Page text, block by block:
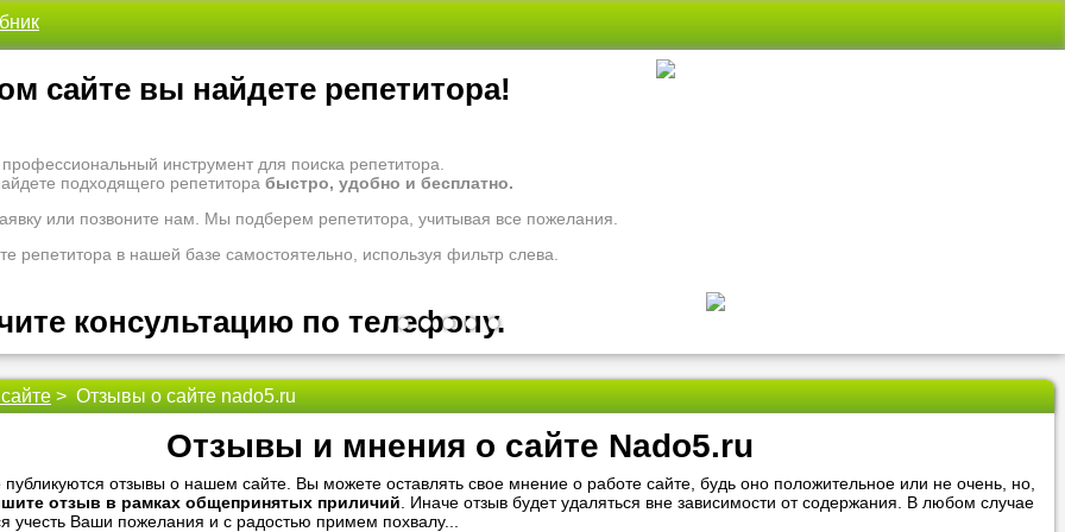
•••••
сайте вы найдете репетитора!
инструмент для поиска репетитора.
подходящего репетитора быстро, удобно и бесплатно.
или позвоните нам. Мы подберем репетитора, учитывая все пожелания.
репетитора в нашей базе самостоятельно, используя фильтр слева.
консультацию по телефону.
проконсультировать Вас по вопросам образования. Задайте свои вопросы
надо ломать голову, к кому обратиться за помощью - для этого есть Nado5.ru!
помогут вам.
> Отзывы о сайте nado5.ru
Отзывы и мнения о сайте Nado5.ru
публикуются отзывы о нашем сайте. Вы можете оставлять свое мнение о работе сайте, будь оно положительное или не очень, но,
отзыв в рамках общепринятых приличий . Иначе отзыв будет удаляться вне зависимости от содержания. В любом случае
учесть Ваши пожелания и с радостью примем похвалу...